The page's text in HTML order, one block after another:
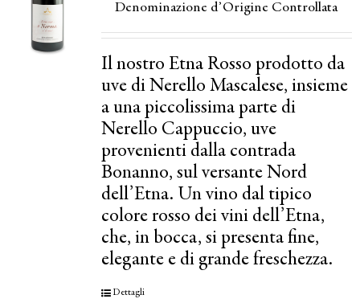
Denominazione d’Origine Controllata
Il nostro Etna Rosso prodotto da
uve di Nerello Mascalese, insieme
a una piccolissima parte di
Nerello Cappuccio, uve
provenienti dalla contrada
Bonanno, sul versante Nord
dell’Etna. Un vino dal tipico
colore rosso dei vini dell’Etna,
che, in bocca, si presenta fine,
elegante e di grande freschezza.
Dettagli